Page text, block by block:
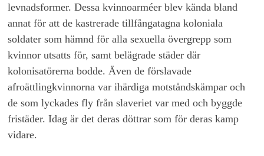
levnadsformer. Dessa kvinnoarméer blev kända bland
annat för att de kastrerade tillfångatagna koloniala
soldater som hämnd för alla sexuella övergrepp som
kvinnor utsatts för, samt belägrade städer där
kolonisatörerna bodde. Även de förslavade
afroättlingkvinnorna var ihärdiga motståndskämpar och
de som lyckades fly från slaveriet var med och byggde
fristäder. Idag är det deras döttrar som för deras kamp
vidare.